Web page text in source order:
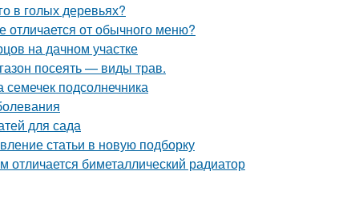
в голых деревьях?
отличается от обычного меню?
на дачном участке
посеять — виды трав.
подсолнечника
для сада
статьи в новую подборку
биметаллический радиатор